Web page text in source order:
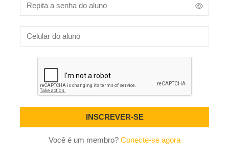
Você é um membro? Conecte-se agora